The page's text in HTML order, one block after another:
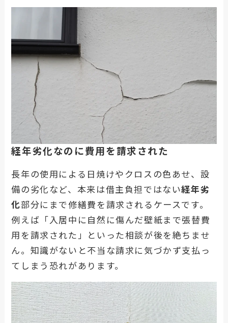
経年劣化なのに費用を請求された
長年の使用による日焼けやクロスの色あせ、設
備の劣化など、本来は借主負担ではない経年劣
化部分にまで修繕費を請求されるケースです。
例えば「入居中に自然に傷んだ壁紙まで張替費
用を請求された」といった相談が後を絶ちませ
ん。知識がないと不当な請求に気づかず支払っ
てしまう恐れがあります。